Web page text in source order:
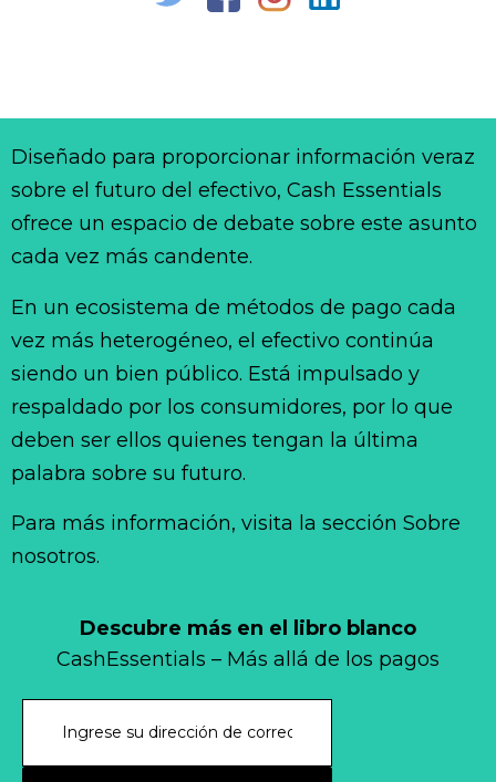
Descubre más en el libro blanco
CashEssentials – Más allá de los pagos
Diseñado para proporcionar información veraz
sobre el futuro del efectivo, Cash Essentials
ofrece un espacio de debate sobre este asunto
cada vez más candente.
En un ecosistema de métodos de pago cada
vez más heterogéneo, el efectivo continúa
siendo un bien público. Está impulsado y
respaldado por los consumidores, por lo que
deben ser ellos quienes tengan la última
palabra sobre su futuro.
Para más información, visita la sección Sobre
nosotros.